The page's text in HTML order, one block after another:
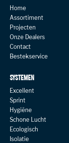
Home
Assortiment
Projecten
Onze Dealers
Contact
Bestekservice
SYSTEMEN
Excellent
Sprint
Hygiëne
Schone Lucht
Ecologisch
Isolatie